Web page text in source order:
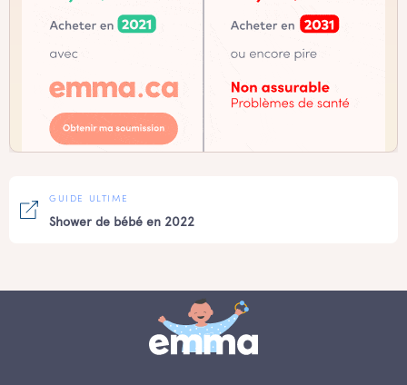
GUIDE ULTIME
Shower de bébé en 2022